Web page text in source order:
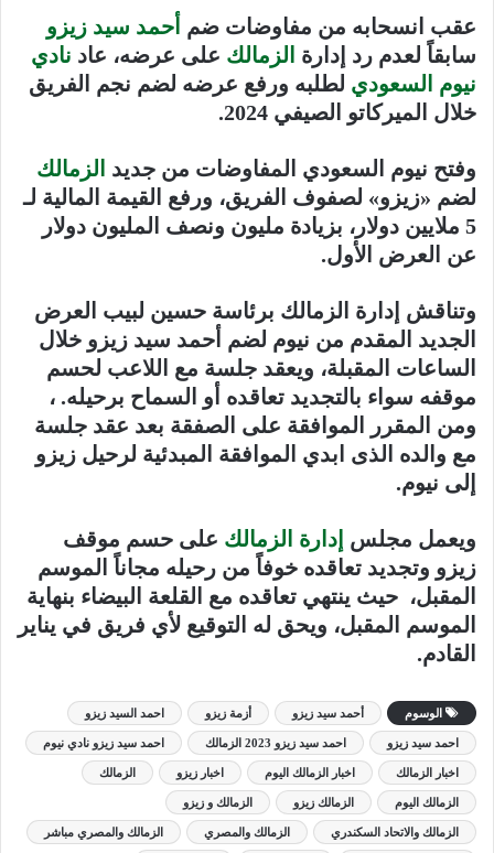
عقب انسحابه من مفاوضات ضم أحمد سيد زيزو
سابقاً لعدم رد إدارة الزمالك على عرضه، عاد نادي
نيوم السعودي لطلبه ورفع عرضه لضم نجم الفريق
خلال الميركاتو الصيفي 2024.
وفتح نيوم السعودي المفاوضات من جديد الزمالك
لضم «زيزو» لصفوف الفريق، ورفع القيمة المالية لـ
5 ملايين دولار، بزيادة مليون ونصف المليون دولار
عن العرض الأول.
وتناقش إدارة الزمالك برئاسة حسين لبيب العرض
الجديد المقدم من نيوم لضم أحمد سيد زيزو خلال
الساعات المقبلة، ويعقد جلسة مع اللاعب لحسم
موقفه سواء بالتجديد تعاقده أو السماح برحيله. ،
ومن المقرر الموافقة على الصفقة بعد عقد جلسة
مع والده الذى ابدي الموافقة المبدئية لرحيل زيزو
إلى نيوم.
ويعمل مجلس إدارة الزمالك على حسم موقف
زيزو وتجديد تعاقده خوفاً من رحيله مجاناً الموسم
المقبل، حيث ينتهي تعاقده مع القلعة البيضاء بنهاية
الموسم المقبل، ويحق له التوقيع لأي فريق في يناير
القادم.
الوسوم أحمد سيد زيزو أزمة زيزو احمد السيد زيزو
احمد سيد زيزو احمد سيد زيزو 2023 الزمالك احمد سيد زيزو نادي نيوم
اخبار الزمالك اخبار الزمالك اليوم اخبار زيزو الزمالك
الزمالك اليوم الزمالك زيزو الزمالك و زيزو
الزمالك والاتحاد السكندري الزمالك والمصري الزمالك والمصري مباشر